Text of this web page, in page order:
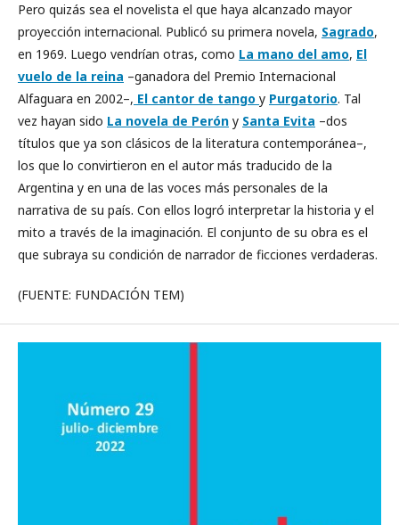
Pero quizás sea el novelista el que haya alcanzado mayor
proyección internacional. Publicó su primera novela, Sagrado,
en 1969. Luego vendrían otras, como La mano del amo, El
vuelo de la reina –ganadora del Premio Internacional
Alfaguara en 2002–, El cantor de tango y Purgatorio. Tal
vez hayan sido La novela de Perón y Santa Evita –dos
títulos que ya son clásicos de la literatura contemporánea–,
los que lo convirtieron en el autor más traducido de la
Argentina y en una de las voces más personales de la
narrativa de su país. Con ellos logró interpretar la historia y el
mito a través de la imaginación. El conjunto de su obra es el
que subraya su condición de narrador de ficciones verdaderas.
(FUENTE: FUNDACIÓN TEM)